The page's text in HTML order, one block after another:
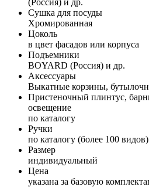
Сушка для посуды
Хромированная
Цоколь
в цвет фасадов или корпуса
Подъемники
BOYARD (Россия) и др.
Аксессуары
Выкатные корзины,
Пристеночный плинтус,
освещение
по каталогу
Ручки
по каталогу (более 100 видов)
Размер
индивидуальный
Цена
указана за базовую